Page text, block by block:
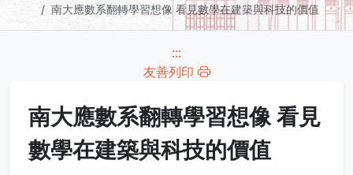
南大應數系翻轉學習想像 看見數學在建築與科技的價值
:::
友善列印
南大應數系翻轉學習想像 看見
數學在建築與科技的價值